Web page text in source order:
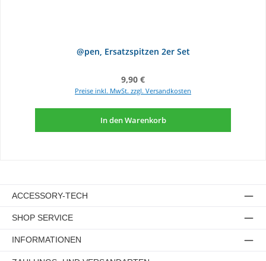
@pen, Ersatzspitzen 2er Set
Regulärer Preis:
9,90 €
Preise inkl. MwSt. zzgl. Versandkosten
In den Warenkorb
ACCESSORY-TECH
SHOP SERVICE
INFORMATIONEN